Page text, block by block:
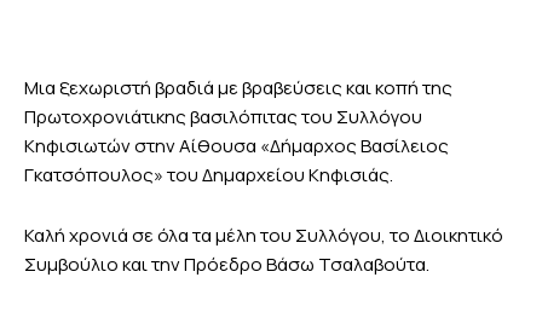
Μια ξεχωριστή βραδιά με βραβεύσεις και κοπή της
Πρωτοχρονιάτικης βασιλόπιτας του Συλλόγου
Κηφισιωτών στην Αίθουσα «Δήμαρχος Βασίλειος
Γκατσόπουλος» του Δημαρχείου Κηφισιάς.
Καλή χρονιά σε όλα τα μέλη του Συλλόγου, το Διοικητικό
Συμβούλιο και την Πρόεδρο Βάσω Τσαλαβούτα.